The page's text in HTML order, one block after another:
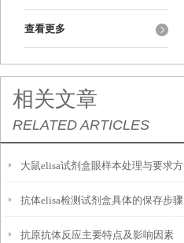
查看更多
相关文章
RELATED ARTICLES
大鼠elisa试剂盒眼样本处理与要求方
法
抗体elisa检测试剂盒具体的保存步骤
如下
抗原抗体反应主要特点及影响因素